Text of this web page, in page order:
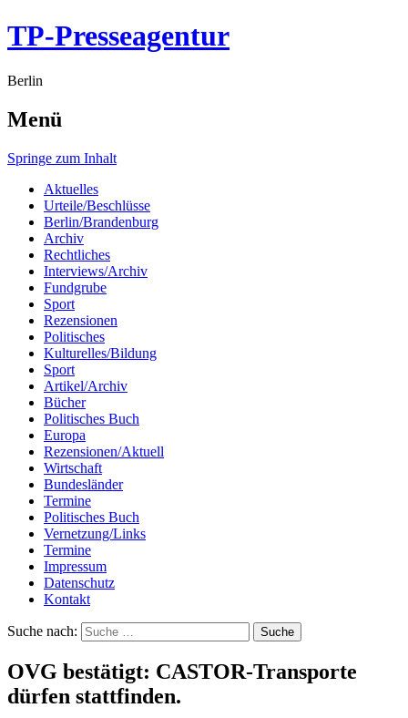
TP-Presseagentur
Berlin
Menü
Springe zum Inhalt
Aktuelles
Urteile/Beschlüsse
Berlin/Brandenburg
Archiv
Rechtliches
Interviews/Archiv
Fundgrube
Sport
Rezensionen
Politisches
Kulturelles/Bildung
Sport
Artikel/Archiv
Bücher
Politisches Buch
Europa
Rezensionen/Aktuell
Wirtschaft
Bundesländer
Termine
Politisches Buch
Vernetzung/Links
Termine
Impressum
Datenschutz
Kontakt
Suche nach:
OVG bestätigt: CASTOR-Transporte
dürfen stattfinden.